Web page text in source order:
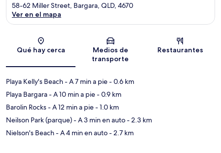
Sección del mapa
58-62 Miller Street, Bargara, QLD, 4670
Ver en el mapa
Qué hay cerca
Medios de
transporte
Restaurantes
Playa Kelly's Beach- A 7 min a pie- 0.6 km
Playa Bargara- A 10 min a pie- 0.9 km
Barolin Rocks- A 12 min a pie- 1.0 km
Neilson Park (parque)- A 3 min en auto- 2.3 km
Nielson's Beach- A 4 min en auto- 2.7 km